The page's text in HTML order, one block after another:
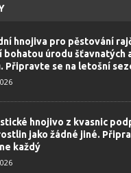
hnojiva pro pěstování
bohatou úrodu šťavnatých
Připravte se na letošní
hnojivo z kvasnic
jako žádné jiné.
každý